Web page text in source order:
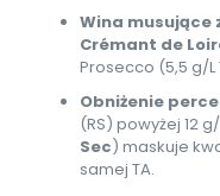
Wina musujące
Crémant de
Prosecco (5,5 g/L
Obniżenie
(RS) powyżej 12
Sec) maskuje
samej TA.